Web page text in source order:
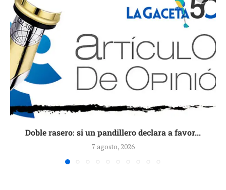
Doble rasero: si un pandillero declara a favor...
7 agosto, 2026